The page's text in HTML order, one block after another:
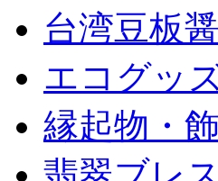
台湾豆板
エコグッ
縁起物・